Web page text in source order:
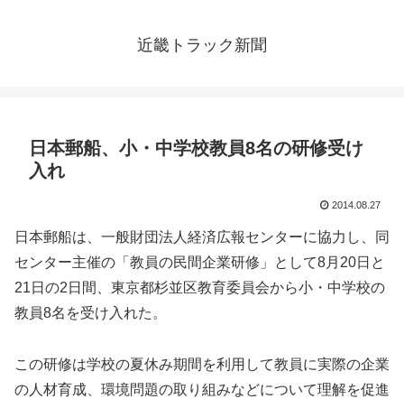
近畿トラック新聞
日本郵船、小・中学校教員8名の研修受け
入れ
2014.08.27
日本郵船は、一般財団法人経済広報センターに協力し、同
センター主催の「教員の民間企業研修」として8月20日と
21日の2日間、東京都杉並区教育委員会から小・中学校の
教員8名を受け入れた。
この研修は学校の夏休み期間を利用して教員に実際の企業
の人材育成、環境問題の取り組みなどについて理解を促進